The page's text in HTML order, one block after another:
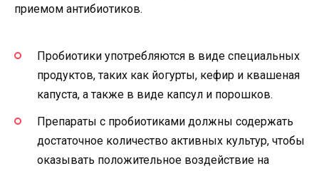
приемом антибиотиков.
Пробиотики употребляются в виде специальных
продуктов, таких как йогурты, кефир и квашеная
капуста, а также в виде капсул и порошков.
Препараты с пробиотиками должны содержать
достаточное количество активных культур, чтобы
оказывать положительное воздействие на